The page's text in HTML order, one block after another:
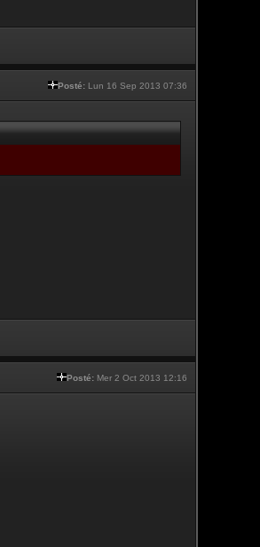
Posté: Lun 16 Sep 2013 07:36
Posté: Mer 2 Oct 2013 12:16